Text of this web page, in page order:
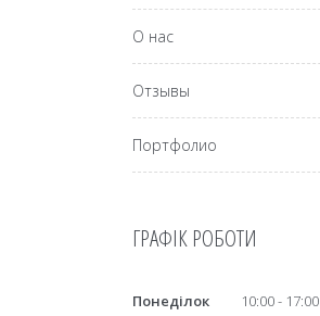
О нас
Отзывы
Портфолио
ГРАФІК РОБОТИ
Понеділок 10:00
17:00